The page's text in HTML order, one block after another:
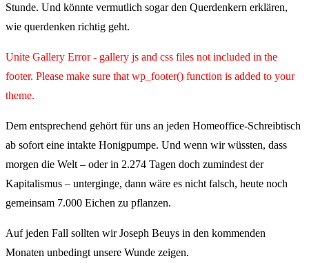
Stunde. Und könnte vermutlich sogar den Querdenkern erklären,
wie querdenken richtig geht.
Unite Gallery Error - gallery js and css files not included in the
footer. Please make sure that wp_footer() function is added to your
theme.
Dem entsprechend gehört für uns an jeden Homeoffice-Schreibtisch
ab sofort eine intakte Honigpumpe. Und wenn wir wüssten, dass
morgen die Welt – oder in 2.274 Tagen doch zumindest der
Kapitalismus – unterginge, dann wäre es nicht falsch, heute noch
gemeinsam 7.000 Eichen zu pflanzen.
Auf jeden Fall sollten wir Joseph Beuys in den kommenden
Monaten unbedingt unsere Wunde zeigen.